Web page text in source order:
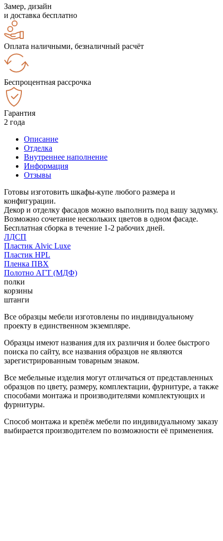
Замер, дизайн
и доставка бесплатно
Оплата наличными, безналичный расчёт
Беспроцентная рассрочка
Гарантия
2 года
Описание
Отделка
Внутреннее наполнение
Информация
Отзывы
Готовы изготовить шкафы-купе любого размера и
конфигурации.
Декор и отделку фасадов можно выполнить под вашу задумку.
Возможно сочетание нескольких цветов в одном фасаде.
Бесплатная сборка в течение 1-2 рабочих дней.
ЛДСП
Пластик Alvic Luxe
Пластик HPL
Пленка ПВХ
Полотно АГТ (МДФ)
полки
корзины
штанги
Все образцы мебели изготовлены по индивидуальному
проекту в единственном экземпляре.
Образцы имеют названия для их различия и более быстрого
поиска по сайту, все названия образцов не являются
зарегистрированным товарным знаком.
Все мебельные изделия могут отличаться от представленных
образцов по цвету, размеру, комплектации, фурнитуре, а также
способами монтажа и производителями комплектующих и
фурнитуры.
Способ монтажа и крепёж мебели по индивидуальному заказу
выбирается производителем по возможности её применения.